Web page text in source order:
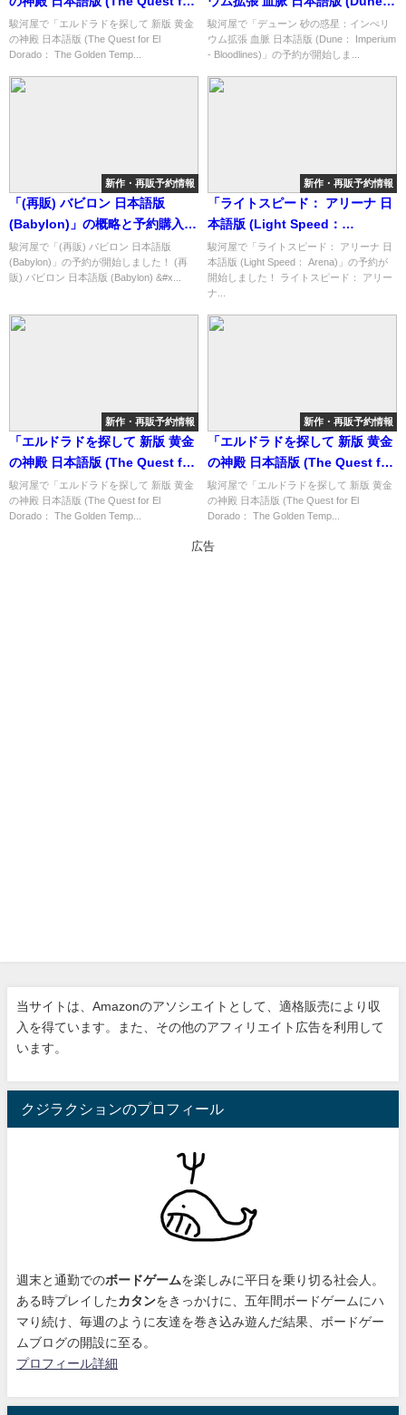
El Dorado： The Golden
Temples)」の概略と予約購入可
駿河屋で「エルドラドを探して 新版 黄金
の神殿 日本語版 (The Quest for El
Dorado： The Golden Temp...
Imperium - Bloodlines)」の概
略と予約購入可能なショップ紹
駿河屋で「デューン 砂の惑星：インぺリ
ウム拡張 血脈 日本語版 (Dune： Imperium
- Bloodlines)」の予約が開始しま...
新作・再販予約情報
「(再販) バビロン 日本語版
(Babylon)」の概略と予約購入可
能なショップ紹介！
駿河屋で「(再販) バビロン 日本語版
(Babylon)」の予約が開始しました！ (再
販) バビロン 日本語版 (Babylon) &#x...
新作・再販予約情報
「ライトスピード： アリーナ 日
本語版 (Light Speed：
Arena)」の概略と予約購入可能
なショップ紹介！
駿河屋で「ライトスピード： アリーナ 日
本語版 (Light Speed： Arena)」の予約が
開始しました！ ライトスピード： アリー
ナ...
新作・再販予約情報
「エルドラドを探して 新版 黄金
の神殿 日本語版 (The Quest for
El Dorado： The Golden
Temples)」の概略と予約購入可
駿河屋で「エルドラドを探して 新版 黄金
の神殿 日本語版 (The Quest for El
Dorado： The Golden Temp...
新作・再販予約情報
「エルドラドを探して 新版 黄金
の神殿 日本語版 (The Quest for
El Dorado： The Golden
Temples)」の概略と予約購入可
駿河屋で「エルドラドを探して 新版 黄金
の神殿 日本語版 (The Quest for El
Dorado： The Golden Temp...
広告
当サイトは、Amazonのアソシエイトとして、適格販売により収
入を得ています。また、その他のアフィリエイト広告を利用して
います。
クジラクションのプロフィール
週末と通勤でのボードゲームを楽しみに平日を乗り切る社会人。
ある時プレイした カタンをきっかけに、 五年間ボードゲームにハ
マり続け 、毎週のように友達を巻き込み遊んだ結果、ボードゲー
ムブログの開設に至る。
プロフィール詳細